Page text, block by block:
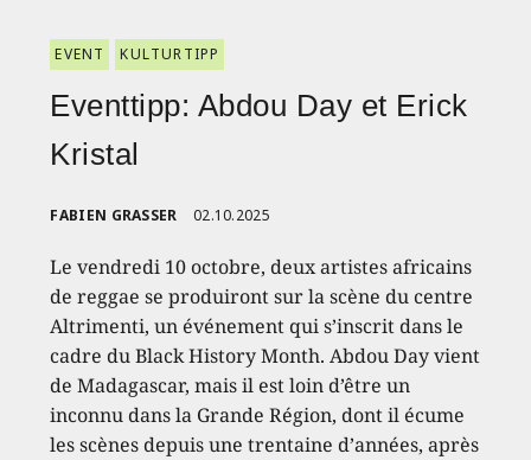
EVENT KULTURTIPP
Eventtipp: Abdou Day et Erick
Kristal
FABIEN GRASSER 02.10.2025
Le vendredi 10 octobre, deux artistes africains
de reggae se produiront sur la scène du centre
Altrimenti, un événement qui s’inscrit dans le
cadre du Black History Month. Abdou Day vient
de Madagascar, mais il est loin d’être un
inconnu dans la Grande Région, dont il écume
les scènes depuis une trentaine d’années, après